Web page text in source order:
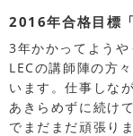
2016年合格目標
3年かかってよう
LECの講師陣の方
います。仕事しな
あきらめずに続け
でまだまだ頑張り